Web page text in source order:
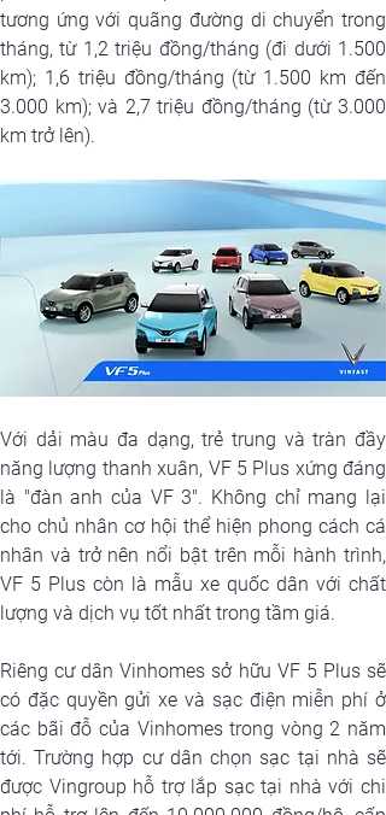
tương ứng với quãng đường di chuyển trong
tháng, từ 1,2 triệu đồng/tháng (đi dưới 1.500
km); 1,6 triệu đồng/tháng (từ 1.500 km đến
3.000 km); và 2,7 triệu đồng/tháng (từ 3.000
km trở lên).
Với dải màu đa dạng, trẻ trung và tràn đầy
năng lượng thanh xuân, VF 5 Plus xứng đáng
là "đàn anh của VF 3". Không chỉ mang lại
cho chủ nhân cơ hội thể hiện phong cách cá
nhân và trở nên nổi bật trên mỗi hành trình,
VF 5 Plus còn là mẫu xe quốc dân với chất
lượng và dịch vụ tốt nhất trong tầm giá.
Riêng cư dân Vinhomes sở hữu VF 5 Plus sẽ
có đặc quyền gửi xe và sạc điện miễn phí ở
các bãi đỗ của Vinhomes trong vòng 2 năm
tới. Trường hợp cư dân chọn sạc tại nhà sẽ
được Vingroup hỗ trợ lắp sạc tại nhà với chi